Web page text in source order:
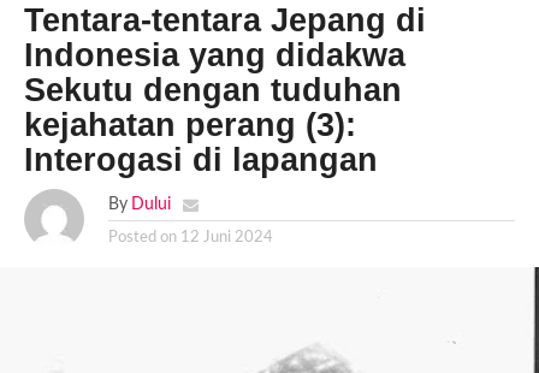
Tentara-tentara Jepang di
Indonesia yang didakwa
Sekutu dengan tuduhan
kejahatan perang (3):
Interogasi di lapangan
By Dului
Posted on 12 Juni 2024